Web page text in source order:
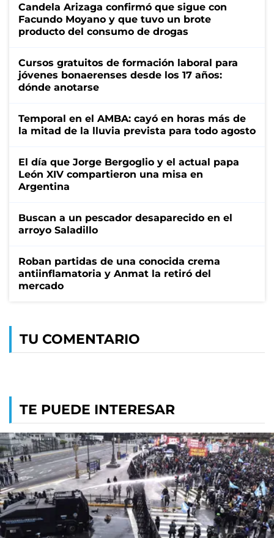
Candela Arizaga confirmó que sigue con
Facundo Moyano y que tuvo un brote
producto del consumo de drogas
Cursos gratuitos de formación laboral para
jóvenes bonaerenses desde los 17 años:
dónde anotarse
Temporal en el AMBA: cayó en horas más de
la mitad de la lluvia prevista para todo agosto
El día que Jorge Bergoglio y el actual papa
León XIV compartieron una misa en
Argentina
Buscan a un pescador desaparecido en el
arroyo Saladillo
Roban partidas de una conocida crema
antiinflamatoria y Anmat la retiró del
mercado
TU COMENTARIO
TE PUEDE INTERESAR